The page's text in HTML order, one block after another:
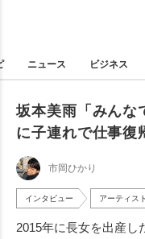
ニュース ビジネス
坂本美雨「みんな
に子連れで仕事復
市岡ひかり
インタビュー アーティスト
2015年に長女を出産し